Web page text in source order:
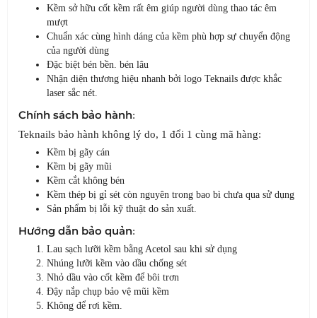
Kềm sở hữu cốt kềm rất êm giúp người dùng thao tác êm
mượt
Chuẩn xác cùng hình dáng của kềm phù hợp sự chuyển động
của người dùng
Đặc biệt bén bền. bén lâu
Nhận diện thương hiệu nhanh bởi logo Teknails được khắc
laser sắc nét.
Chính sách bảo hành:
Teknails bảo hành không lý do, 1 đổi 1 cùng mã hàng:
Kềm bị gãy cán
Kềm bị gãy mũi
Kềm cắt không bén
Kềm thép bị gỉ sét còn nguyên trong bao bì chưa qua sử dụng
Sản phẩm bị lỗi kỹ thuật do sản xuất.
Hướng dẫn bảo quản:
Lau sạch lưỡi kềm bằng Acetol sau khi sử dụng
Nhúng lưỡi kềm vào dầu chống sét
Nhỏ dầu vào cốt kềm để bôi trơn
Đậy nắp chụp bảo vệ mũi kềm
Không để rơi kềm.